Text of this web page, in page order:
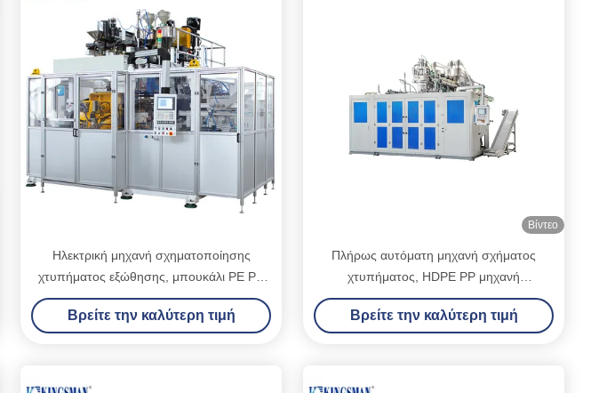
Ηλεκτρική μηχανή σχηματοποίησης
χτυπήματος εξώθησης, μπουκάλι PE PP
που κατασκευάζει τη μηχανή
Βρείτε την καλύτερη τιμή
Βίντεο
Πλήρως αυτόματη μηχανή σχήματος
χτυπήματος, HDPE PP μηχανή
σχηματοποίησης χτυπήματος μπουκαλιών
Βρείτε την καλύτερη τιμή